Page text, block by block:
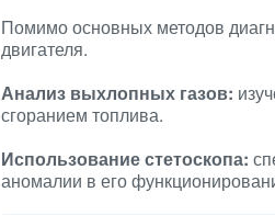
Помимо основных методов
двигателя.
Анализ выхлопных газов:
сгоранием топлива.
Использование стетоскопа:
аномалии в его